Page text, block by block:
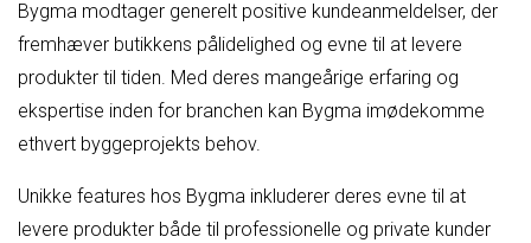
Bygma modtager generelt positive kundeanmeldelser, der
fremhæver butikkens pålidelighed og evne til at levere
produkter til tiden. Med deres mangeårige erfaring og
ekspertise inden for branchen kan Bygma imødekomme
ethvert byggeprojekts behov.
Unikke features hos Bygma inkluderer deres evne til at
levere produkter både til professionelle og private kunder